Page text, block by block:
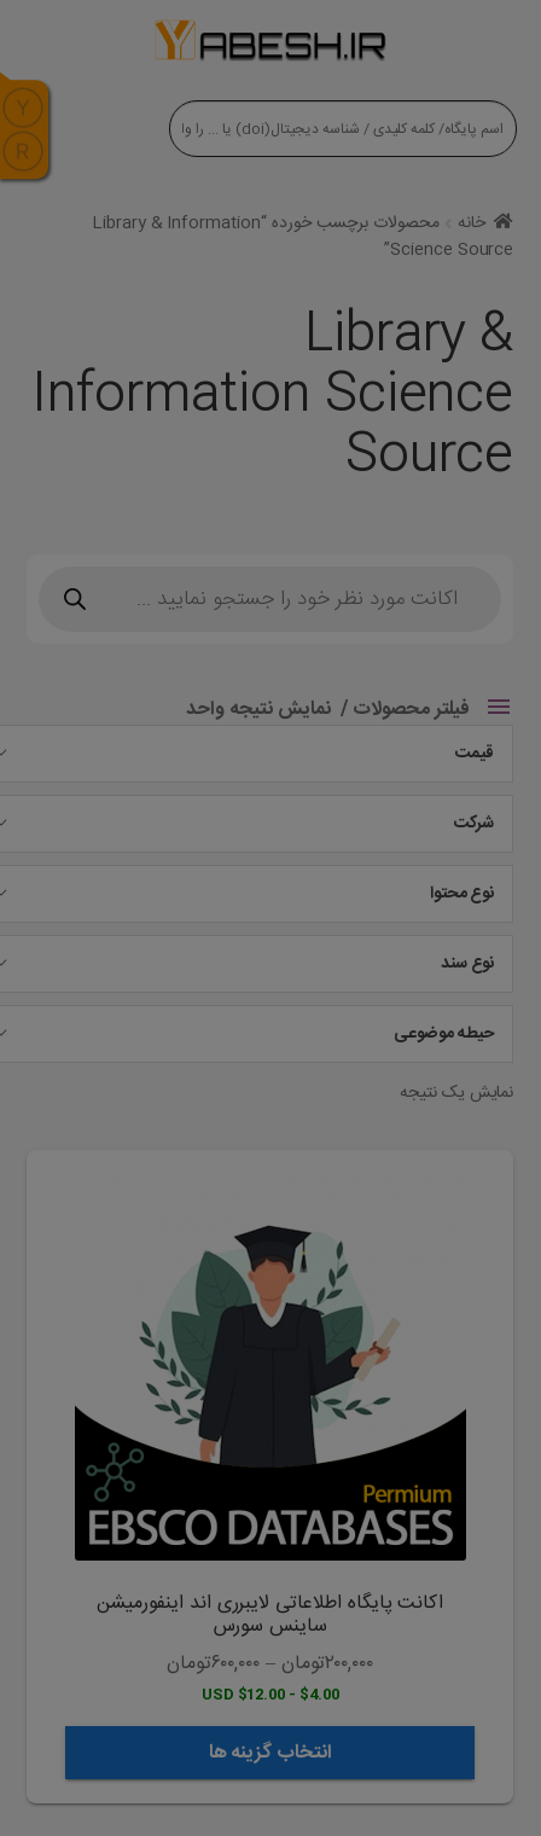
خانه
محصولات برچسب خورده “Library & Information
Science Source”
Library &
Information Science
Source
search
فیلتر محصولات نمایش نتیجه واحد
قیمت
شرکت
نوع محتوا
نوع سند
حیطه موضوعی
نمایش یک نتیجه
اکانت پایگاه اطلاعاتی لایبرری اند اینفورمیشن
ساینس سورس
۲۰۰,۰۰۰تومان –۶۰۰,۰۰۰تومان
$4.00 - $12.00 USD
انتخاب گزینه ها
ها
است
صفحه
انتخاب
modal-check